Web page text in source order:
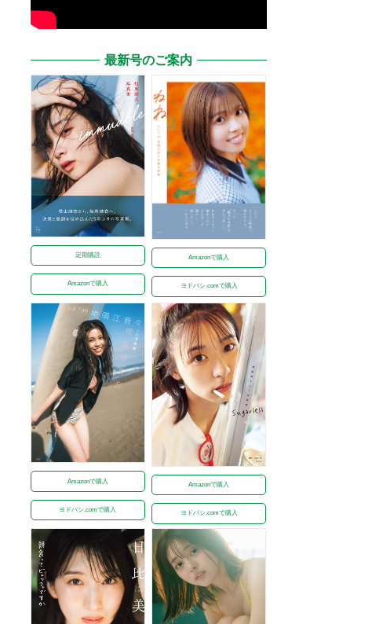
最新号のご案内
定期購読
Amazonで購入
Amazonで購入
ヨドバシ.comで購入
Amazonで購入
ヨドバシ.comで購入
Amazonで購入
ヨドバシ.comで購入